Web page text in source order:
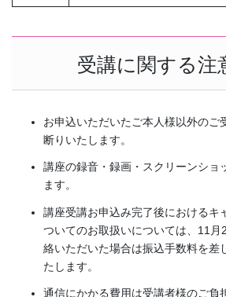
受講に関する注
お申込いただいたご本人様以外のご
断りいたします。
講座の録音・録画・スクリーンショ
ます。
講座受講お申込み完了後におけるキ
ついてのお取扱いについては、11月
絡いただいた場合は振込手数料を差
たします。
通信にかかる費用は受講者様のご負